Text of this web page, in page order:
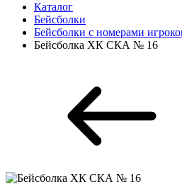
Каталог
Бейсболки
Бейсболки с номерами
Бейсболка ХК СКА № 16